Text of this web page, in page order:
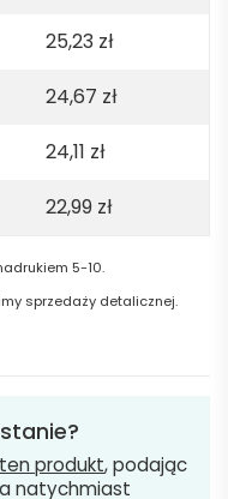
25,23 zł
24,67 zł
24,11 zł
22,99 zł
5-10.
sprzedaży detalicznej.
produkt, podając
natychmiast